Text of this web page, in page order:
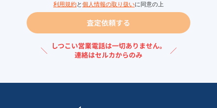
利用規約と 個人情報の取り扱いに同意の上
査定依頼する
＼
しつこい営業電話は一切ありません。
連絡はセルカからのみ
／